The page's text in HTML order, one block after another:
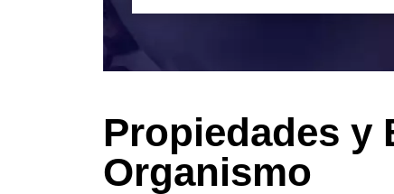
Propiedades y
Organismo